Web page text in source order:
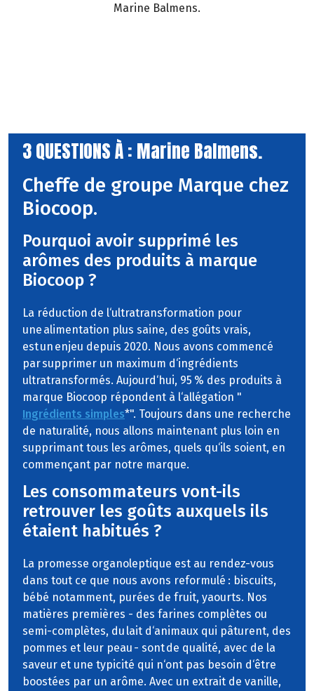
Marine Balmens.
3 QUESTIONS À : Marine Balmens.
Cheffe de groupe Marque chez
Biocoop.
Pourquoi avoir supprimé les
arômes des produits à marque
Biocoop ?
La réduction de l‘ultratransformation pour
une alimentation plus saine, des goûts vrais,
est un enjeu depuis 2020. Nous avons commencé
par supprimer un maximum d‘ingrédients
ultratransformés. Aujourd‘hui, 95 % des produits à
marque Biocoop répondent à l‘allégation "
Ingrédients simples*". Toujours dans une recherche
de naturalité, nous allons maintenant plus loin en
supprimant tous les arômes, quels qu‘ils soient, en
commençant par notre marque.
Les consommateurs vont-ils
retrouver les goûts auxquels ils
étaient habitués ?
La promesse organoleptique est au rendez-vous
dans tout ce que nous avons reformulé : biscuits,
bébé notamment, purées de fruit, yaourts. Nos
matières premières - des farines complètes ou
semi-complètes, du lait d‘animaux qui pâturent, des
pommes et leur peau - sont de qualité, avec de la
saveur et une typicité qui n‘ont pas besoin d‘être
boostées par un arôme. Avec un extrait de vanille,